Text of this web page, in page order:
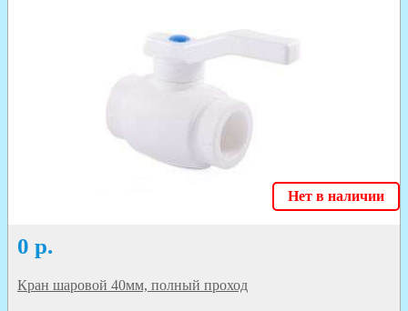
Нет в наличии
0 р.
Кран шаровой 40мм, полный проход